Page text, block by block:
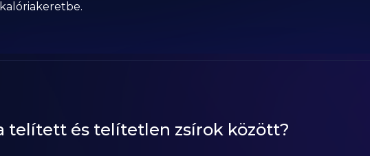
telített és telítetlen zsírok között?